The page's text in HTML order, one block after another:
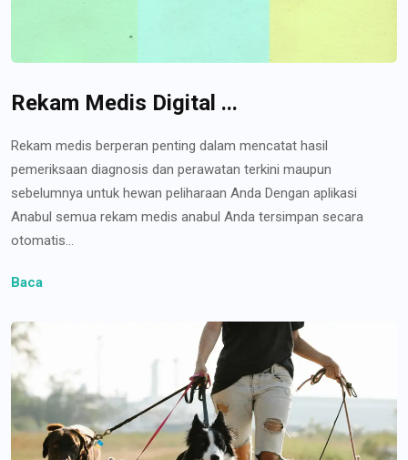
Rekam Medis Digital ...
Rekam medis berperan penting dalam mencatat hasil
pemeriksaan diagnosis dan perawatan terkini maupun
sebelumnya untuk hewan peliharaan Anda Dengan aplikasi
Anabul semua rekam medis anabul Anda tersimpan secara
otomatis...
Baca